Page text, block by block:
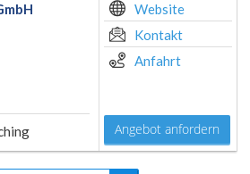
Website
Kontakt
Anfahrt
Angebot anfordern